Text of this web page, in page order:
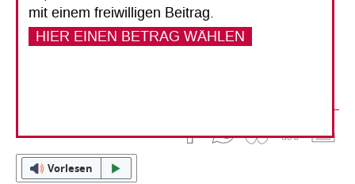
stärker dabei unterstützen, Steuerschlupflöcher
zu schließen. Das haben Fachleute dem
Vorlesen
mit einem freiwilligen Beitrag.
HIER EINEN BETRAG WÄHLEN